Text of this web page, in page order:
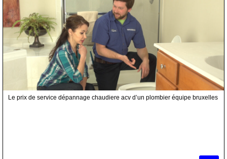
Le prix de service dépannage chaudiere acv d’un plombier équipe bruxelles